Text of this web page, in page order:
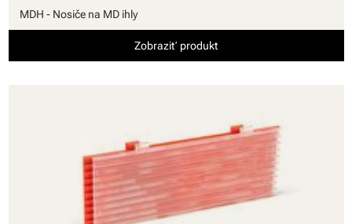
MDH - Nosiče na MD ihly
Zobraziť produkt